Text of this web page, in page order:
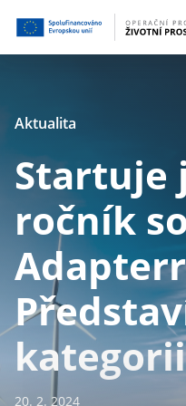
Aktualita
Startuje
ročník
20. 2. 2024